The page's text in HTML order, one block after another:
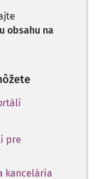
obsahu na
pre
kancelária